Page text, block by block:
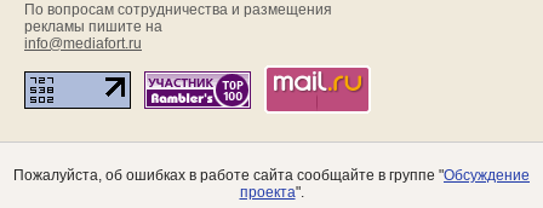
По вопросам сотрудничества и размещения
рекламы пишите на
info@mediafort.ru
Пожалуйста, об ошибках в работе сайта сообщайте в группе "Обсуждение
проекта".